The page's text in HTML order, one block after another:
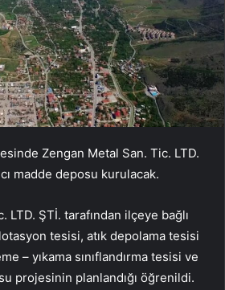
Zengan Metal San. Tic. LTD.
madde deposu kurulacak.
LTD. ŞTİ. tarafından ilçeye bağlı
tesisi, atık depolama tesisi
– yıkama sınıflandırma tesisi ve
projesinin planlandığı öğrenildi.